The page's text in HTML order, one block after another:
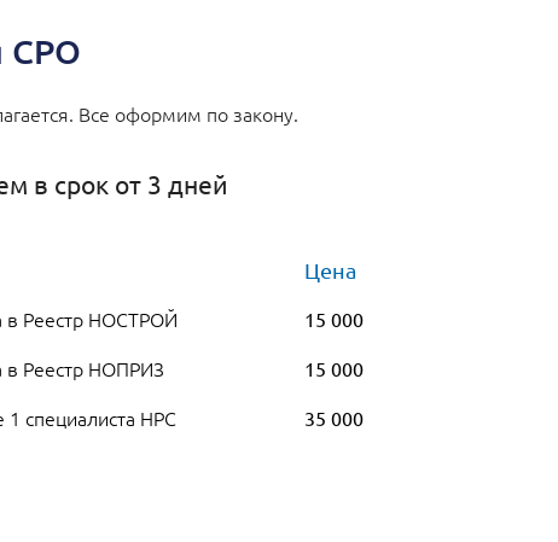
СРО
Все оформим по закону.
в срок от 3 дней
Цена
в Реестр НОСТРОЙ 15 000
в Реестр НОПРИЗ 15 000
специалиста НРС 35 000